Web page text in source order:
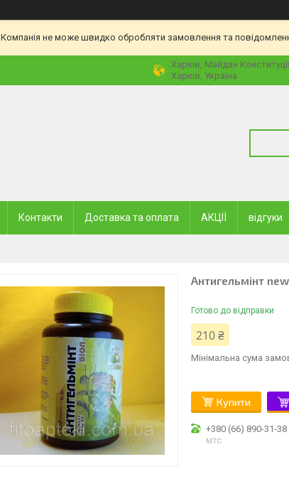
Компанія не може швидко обробляти замовлення та
Харків, Майдан
Харків, Україна
Контакти Доставка та оплата АКЦІЇ відгуки
Антигельмінт
Готово до відправки
210 ₴
Мінімальна сума
Купити
+380 (66) 890-31-38
мтс